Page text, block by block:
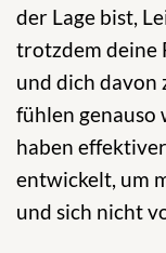
der Lage bist,
trotzdem deine
und dich davon
fühlen genauso
haben
entwickelt, um
und sich nicht